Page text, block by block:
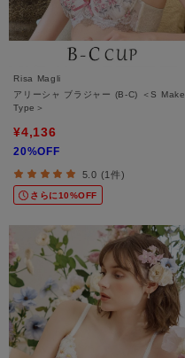
Risa Magli
アリーシャ ブラジャー (B-C) ＜S Make
Type＞
¥4,136
20%OFF
5.0 (1件)
さらに10%OFF